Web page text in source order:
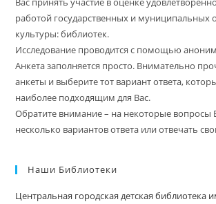
работой государственных и муниципальных
культуры: библиотек.
Исследование проводится с помощью
Анкета заполняется просто. Внимательно
анкеты и выберите тот вариант ответа,
наиболее подходящим для Вас.
Обратите внимание – на некоторые вопросы
несколько вариантов ответа или отвечать
Наши Библиотеки
Центральная городская детская библиотека